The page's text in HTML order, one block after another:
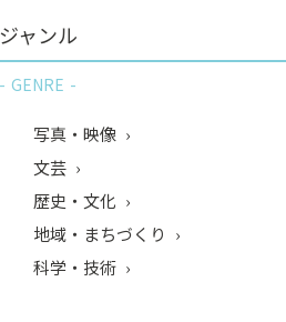
ジャンル
GENRE
写真・映像
文芸
歴史・文化
地域・まちづくり
科学・技術